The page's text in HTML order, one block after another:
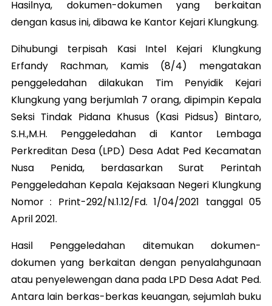
Hasilnya, dokumen-dokumen yang berkaitan
dengan kasus ini, dibawa ke Kantor Kejari Klungkung.
Dihubungi terpisah Kasi Intel Kejari Klungkung
Erfandy Rachman, Kamis (8/4) mengatakan
penggeledahan dilakukan Tim Penyidik Kejari
Klungkung yang berjumlah 7 orang, dipimpin Kepala
Seksi Tindak Pidana Khusus (Kasi Pidsus) Bintaro,
S.H.,M.H. Penggeledahan di Kantor Lembaga
Perkreditan Desa (LPD) Desa Adat Ped Kecamatan
Nusa Penida, berdasarkan Surat Perintah
Penggeledahan Kepala Kejaksaan Negeri Klungkung
Nomor : Print-292/N.1.12/Fd. 1/04/2021 tanggal 05
April 2021.
Hasil Penggeledahan ditemukan dokumen-
dokumen yang berkaitan dengan penyalahgunaan
atau penyelewengan dana pada LPD Desa Adat Ped.
Antara lain berkas-berkas keuangan, sejumlah buku